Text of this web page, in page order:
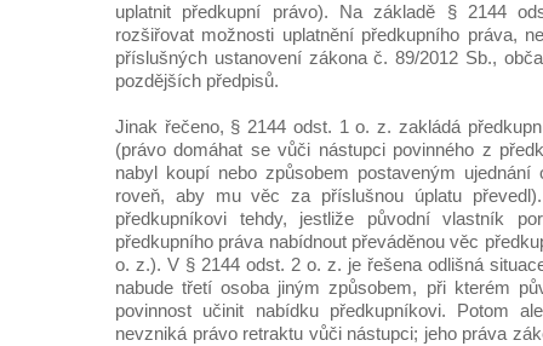
uplatnit předkupní právo). Na základě § 2144
rozšiřovat možnosti uplatnění předkupního práva,
příslušných ustanovení zákona č. 89/2012 Sb.,
pozdějších předpisů.
Jinak řečeno, § 2144 odst. 1 o. z. zakládá
(právo domáhat se vůči nástupci povinného z
nabyl koupí nebo způsobem postaveným ujednání
roveň, aby mu věc za příslušnou úplatu
předkupníkovi tehdy, jestliže původní vlastník
předkupního práva nabídnout převáděnou věc
o. z.). V § 2144 odst. 2 o. z. je řešena odlišná
nabude třetí osoba jiným způsobem, při kterém
povinnost učinit nabídku předkupníkovi. Potom
nevzniká právo retraktu vůči nástupci; jeho práva